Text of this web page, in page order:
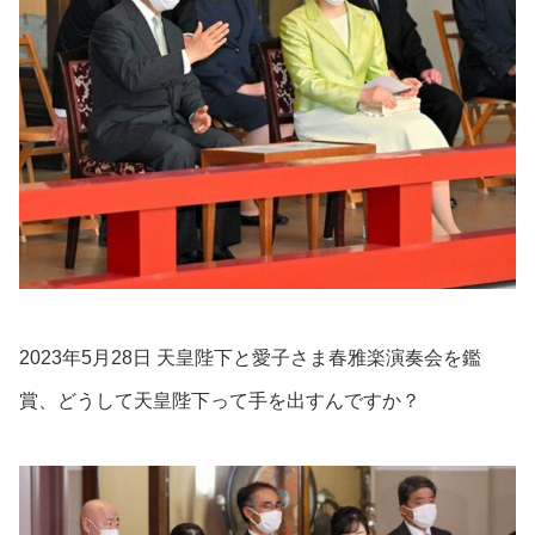
2023年5月28日 天皇陛下と愛子さま春雅楽演奏会を鑑
賞、どうして天皇陛下って手を出すんですか？